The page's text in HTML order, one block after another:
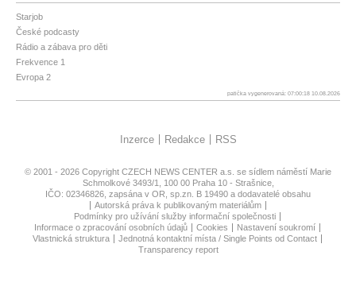
Starjob
České podcasty
Rádio a zábava pro děti
Frekvence 1
Evropa 2
patička vygenerovaná: 07:00:18 10.08.2026
Inzerce Redakce RSS
© 2001 - 2026 Copyright CZECH NEWS CENTER a.s. se sídlem náměstí Marie
Schmolkové 3493/1, 100 00 Praha 10 - Strašnice,
IČO: 02346826, zapsána v OR, sp.zn. B 19490 a dodavatelé obsahu
Autorská práva k publikovaným materiálům
Podmínky pro užívání služby informační společnosti
Informace o zpracování osobních údajů
Cookies
Nastavení soukromí
Vlastnická struktura
Jednotná kontaktní místa / Single Points od Contact
Transparency report